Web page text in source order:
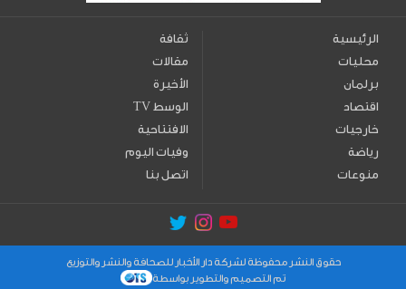
الرئيسية
محليات
برلمان
اقتصاد
خارجيات
رياضة
منوعات
ثقافة
مقالات
الأخيرة
TV الوسط
الافتتاحية
وفيات اليوم
اتصل بنا
حقوق النشر محفوظة لشركة دار الأخبار للصحافة والنشر والتوزيع
تم التصميم والتطوير بواسطة